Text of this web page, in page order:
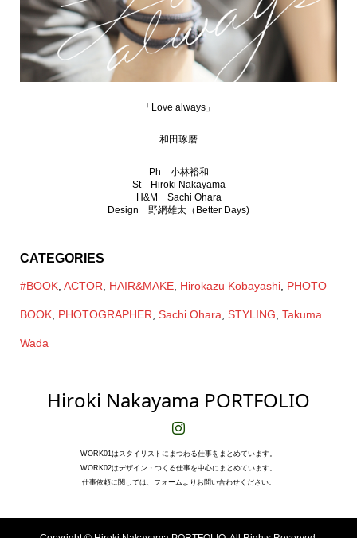
「Love always」
和田琢磨
Ph 小林裕和
St Hiroki Nakayama
H&M Sachi Ohara
Design 野網雄太（Better Days)
CATEGORIES
#BOOK, ACTOR HAIR&MAKE, Hirokazu Kobayashi, PHOTO
BOOK, PHOTOGRAPHER Sachi Ohara STYLING Takuma
Wada
Hiroki Nakayama PORTFOLIO
WORK01はスタイリストにまつわる仕事をまとめています。
WORK02はデザイン・つくる仕事を中心にまとめています。
仕事依頼に関しては、フォームよりお問い合わせください。